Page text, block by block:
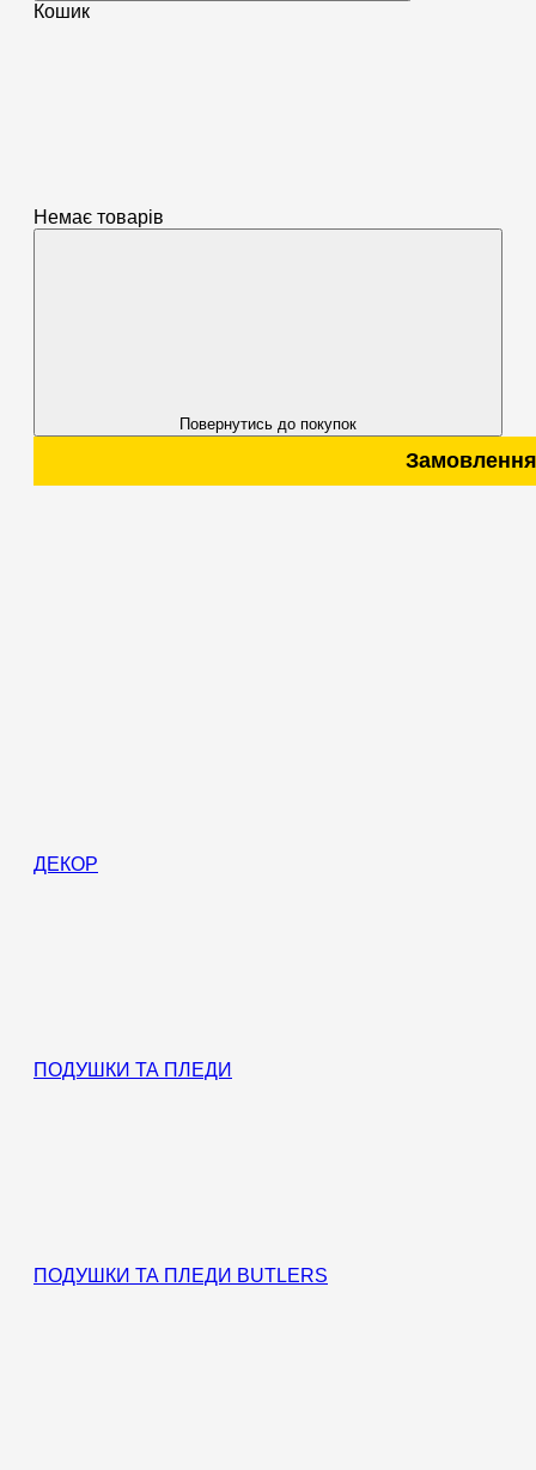
Кошик
Немає товарів
Повернутись до покупок
Замовлення
ДЕКОР
ПОДУШКИ ТА ПЛЕДИ
ПОДУШКИ ТА ПЛЕДИ BUTLERS